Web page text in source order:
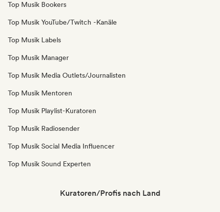
Top Musik Bookers
Top Musik YouTube/Twitch -Kanäle
Top Musik Labels
Top Musik Manager
Top Musik Media Outlets/Journalisten
Top Musik Mentoren
Top Musik Playlist-Kuratoren
Top Musik Radiosender
Top Musik Social Media Influencer
Top Musik Sound Experten
Kuratoren/Profis nach Land